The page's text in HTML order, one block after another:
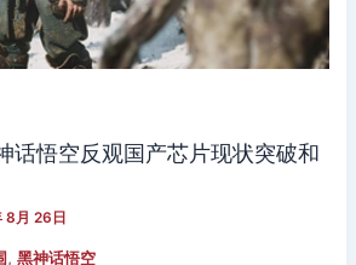
话悟空反观国产芯片现状突破和
8月 26日
,黑神话悟空